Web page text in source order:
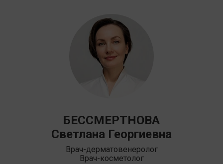
БЕССМЕРТНОВА
Светлана Георгиевна
Врач-дерматовенеролог
Врач-косметолог